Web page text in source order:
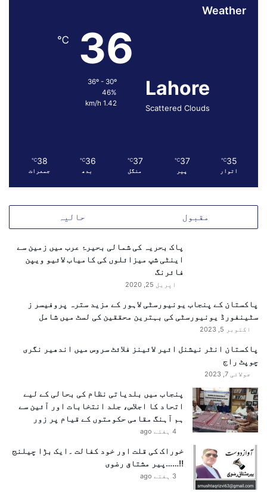
ی
Weather
Lahore
Scattered Clouds
36
℃
46%
1.42 km/h
35
℃
اتوار
37
℃
پیر
37
℃
منگل
36
℃
بدھ
38
℃
جمعرات
مقبول حالیہ
پاک بحریہ کی شمالی بحیرۂ عرب میں زمین سے
اینٹی شپ میزائلوں کی کامیاب لائیو ویپن
فائرنگ
اپریل 25, 2020
پاکستان کے پنجاب یونیورسٹی لاہور کے مزید سترہ پروفیسر ز
سٹینفورڈ یونیورسٹی کی بہترین محققین کی لسٹ میں شامل
اکتوبر 5, 2023
پاکستان انٹر نیشنل ائیر لائینز فلائٹ سروس میں اندھیر نگری
چوپٹ راج
جولائی 7, 2023
پنجاب میں بلدیاتی نظام کی بحالی کے لیے
اتحاد کا اجلاس، جلد انتخابات اور آئین سے
ہم آہنگ مقامی حکومتوں کے قیام پر زور
4 ہفتے ago
خوراک کی قلت اور خود کفالت ۔ایک بڑا چیلنج
!!……پیر مشتاق رضوی
3 ہفتے ago